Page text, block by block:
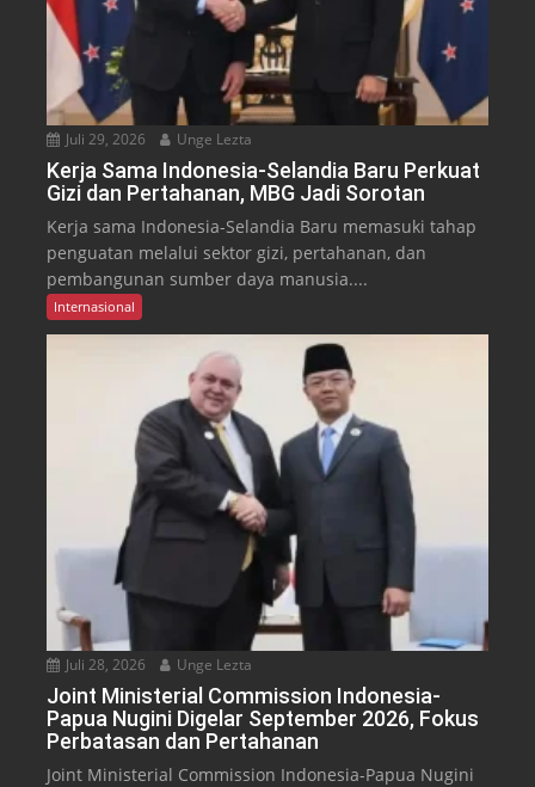
Juli 29, 2026 Unge Lezta
Kerja Sama Indonesia-Selandia Baru Perkuat
Gizi dan Pertahanan, MBG Jadi Sorotan
Kerja sama Indonesia-Selandia Baru memasuki tahap
penguatan melalui sektor gizi, pertahanan, dan
pembangunan sumber daya manusia....
Internasional
Juli 28, 2026 Unge Lezta
Joint Ministerial Commission Indonesia-
Papua Nugini Digelar September 2026, Fokus
Perbatasan dan Pertahanan
Joint Ministerial Commission Indonesia-Papua Nugini